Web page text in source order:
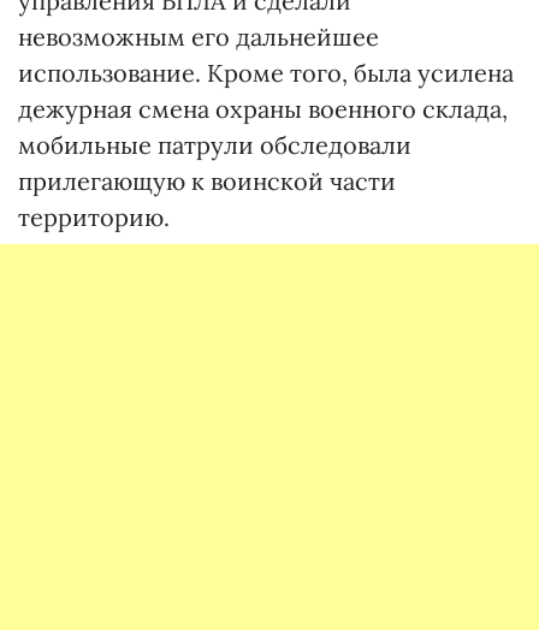
невозможным его дальнейшее
использование. Кроме того, была усилена
дежурная смена охраны военного склада,
мобильные патрули обследовали
прилегающую к воинской части
территорию.